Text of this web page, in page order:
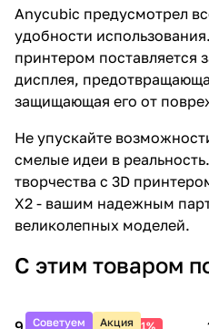
Anycubic предусмотрел
удобности
принтером поставляется
дисплея,
защищающая его от
Не упускайте
смелые идеи в
творчества с 3D
X2 - вашим надежным
великолепных моделей.
С этим товаром
Советуем Акция-51%